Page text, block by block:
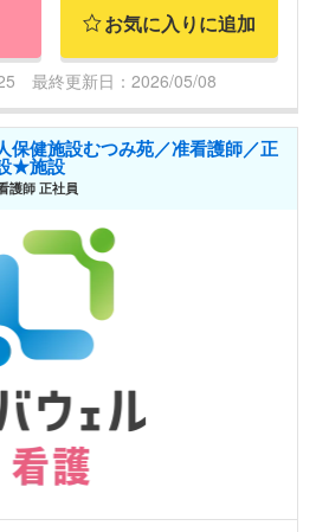
お気に入りに追加
最終更新日：2026/05/08
保健施設むつみ苑／准看護師／正
★施設
護師 正社員